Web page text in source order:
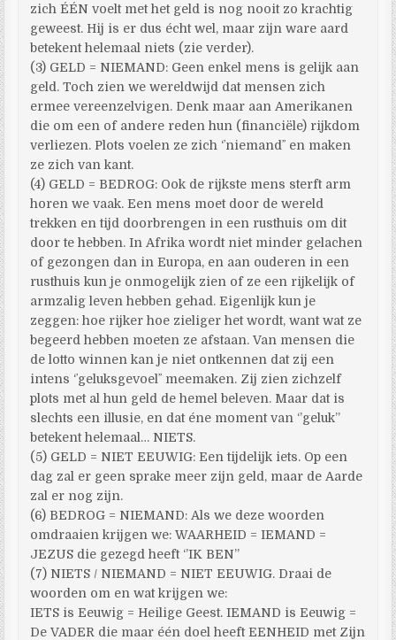
zich ÉÉN voelt met het geld is nog nooit zo krachtig
geweest. Hij is er dus écht wel, maar zijn ware aard
betekent helemaal niets (zie verder).
(3) GELD = NIEMAND: Geen enkel mens is gelijk aan
geld. Toch zien we wereldwijd dat mensen zich
ermee vereenzelvigen. Denk maar aan Amerikanen
die om een of andere reden hun (financiële) rijkdom
verliezen. Plots voelen ze zich ‘ʼniemandʼʼ en maken
ze zich van kant.
(4) GELD = BEDROG: Ook de rijkste mens sterft arm
horen we vaak. Een mens moet door de wereld
trekken en tijd doorbrengen in een rusthuis om dit
door te hebben. In Afrika wordt niet minder gelachen
of gezongen dan in Europa, en aan ouderen in een
rusthuis kun je onmogelijk zien of ze een rijkelijk of
armzalig leven hebben gehad. Eigenlijk kun je
zeggen: hoe rijker hoe zieliger het wordt, want wat ze
begeerd hebben moeten ze afstaan. Van mensen die
de lotto winnen kan je niet ontkennen dat zij een
intens ‘ʼgeluksgevoelʼʼ meemaken. Zij zien zichzelf
plots met al hun geld de hemel beleven. Maar dat is
slechts een illusie, en dat éne moment van ‘’geluk’’
betekent helemaal… NIETS.
(5) GELD = NIET EEUWIG: Een tijdelijk iets. Op een
dag zal er geen sprake meer zijn geld, maar de Aarde
zal er nog zijn.
(6) BEDROG = NIEMAND: Als we deze woorden
omdraaien krijgen we: WAARHEID = IEMAND =
JEZUS die gezegd heeft ‘’IK BEN’’
(7) NIETS / NIEMAND = NIET EEUWIG. Draai de
woorden om en wat krijgen we:
IETS is Eeuwig = Heilige Geest. IEMAND is Eeuwig =
De VADER die maar één doel heeft EENHEID met Zijn